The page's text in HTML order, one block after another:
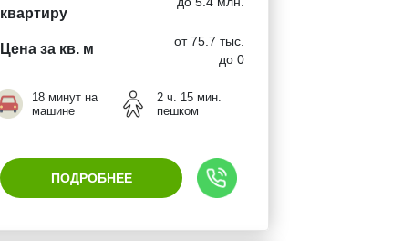
квартиру
Цена за кв. м
от 75.7 тыс.
до 0
18 минут на
машине
2 ч. 15 мин.
пешком
ПОДРОБНЕЕ